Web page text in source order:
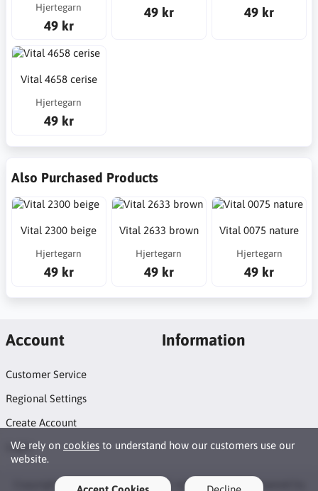
Hjertegarn
49 kr
49 kr 49 kr
Vital 4658 cerise
Hjertegarn
49 kr
Also Purchased Products
Vital 2300 beige
Hjertegarn
49 kr
Vital 2633 brown
Hjertegarn
49 kr
Vital 0075 nature
Hjertegarn
49 kr
We rely on cookies to understand how our customers use our
website.
Account
Customer Service
Regional Settings
Create Account
Login
Information
Copyright © 2026 Syosticka.se. All rights reserved · Powered by